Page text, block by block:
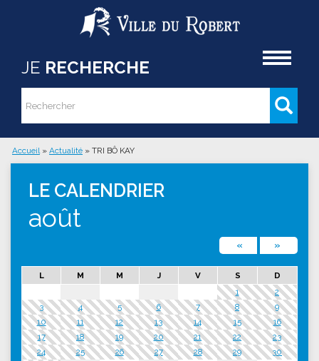
Aller au contenu principal
JE RECHERCHE
Formulaire de recherche
Rechercher
Vous êtes ici
Accueil » Actualité » TRI BÔ KAY
LE CALENDRIER
août
« »
L M M J V S
D
1
2
3
4 5 6 7 8
9
10
11 12 13 14 15
16
17
18 19 20 21 22
23
24
25 26 27 28 29
30